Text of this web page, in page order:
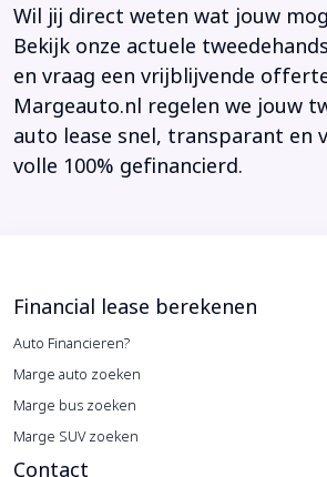
Wil jij direct weten wat jouw
Bekijk onze actuele
en vraag een vrijblijvende
Margeauto.nl regelen we jouw
auto lease snel, transparant en
volle 100% gefinancierd.
Financial lease berekenen
Auto Financieren?
Marge auto zoeken
Marge bus zoeken
Marge SUV zoeken
Contact